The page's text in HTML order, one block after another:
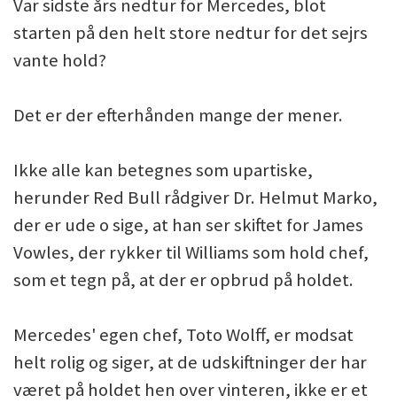
Var sidste års nedtur for Mercedes, blot
starten på den helt store nedtur for det sejrs
vante hold?
Det er der efterhånden mange der mener.
Ikke alle kan betegnes som upartiske,
herunder Red Bull rådgiver Dr. Helmut Marko,
der er ude o sige, at han ser skiftet for James
Vowles, der rykker til Williams som hold chef,
som et tegn på, at der er opbrud på holdet.
Mercedes' egen chef, Toto Wolff, er modsat
helt rolig og siger, at de udskiftninger der har
været på holdet hen over vinteren, ikke er et